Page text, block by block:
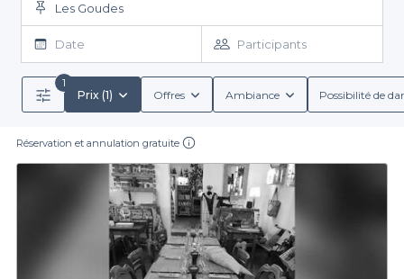
Les Goudes
Date Participants
1
Prix (1)
Offres Ambiance Possibilité de
Réservation et annulation gratuite